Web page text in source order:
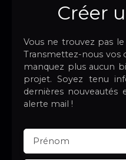
Créer
Vous ne trouvez pas
Transmettez-nous vos
manquez plus aucun
projet. Soyez tenu
dernières nouveautés
alerte mail !
Prénom